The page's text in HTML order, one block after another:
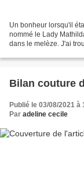
Un bonheur lorsqu'il
nommé le Lady
dans le melèze. J'ai
Bilan couture
Publié le 03/08/2021 à
Par adeline cecile